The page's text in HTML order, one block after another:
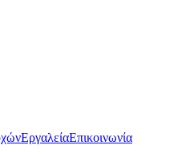
ΕργαλείαΕπικοινωνία